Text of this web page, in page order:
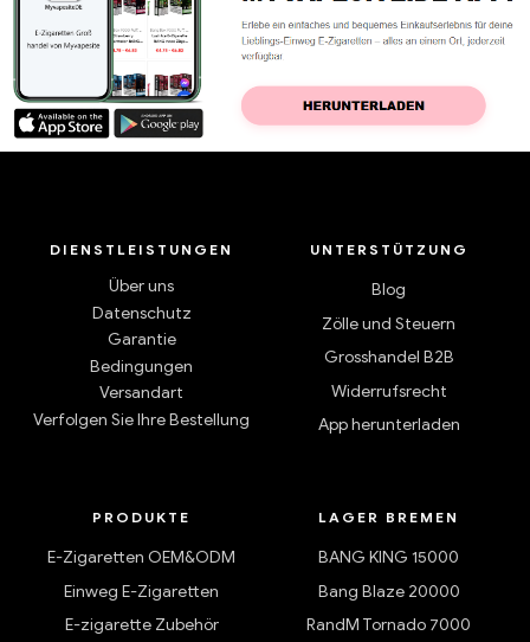
DIENSTLEISTUNGEN
Über uns
Datenschutz
Garantie
Bedingungen
Versandart
Verfolgen Sie Ihre Bestellung
UNTERSTÜTZUNG
Blog
Zölle und Steuern
Grosshandel B2B
Widerrufsrecht
App herunterladen
PRODUKTE
E-Zigaretten OEM&ODM
Einweg E-Zigaretten
E-zigarette Zubehör
LAGER BREMEN
BANG KING 15000
Bang Blaze 20000
RandM Tornado 7000